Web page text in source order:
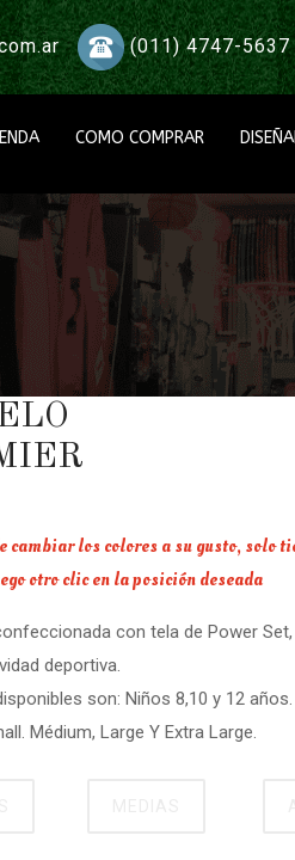
(011) 4747-5637
COMO COMPRAR
cambiar los colores a su gusto, solo
otro clic en la posición deseada
con tela de Power
deportiva.
son: Niños 8,10 y 12 años.
Médium, Large Y Extra Large.